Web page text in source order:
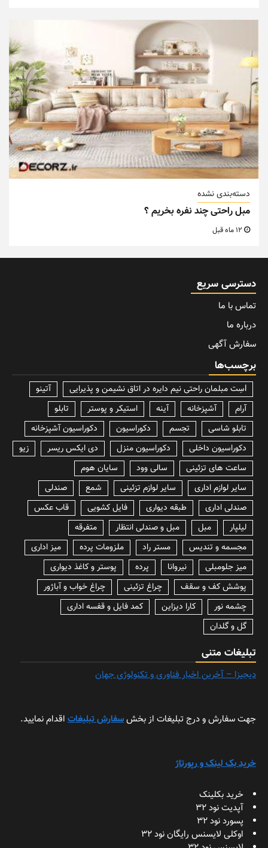
دسته‌بندی نشده
مبل راحتی چند نفره بخریم ؟
دسترسی سریع
تماس با ما
درباره ما
سفارش آگهی
برچسب‌ها
lسِت مبلمان راحتی نیم دایره در اتاق نشیمن و پذیرایی
آتینو
آرام
آشپزخانه آینه استیکر و پوستر
تابلو
تابلو شاسی
تجسم دکوراسیون
دکوراسیون آشپزخانه
دکوراسیون داخلی
دکوراسیون منزل دی ایکس ریسر
زیو
ساعت های تزئینی
سالی وود
سایان هوم
سایر لوازم اداری
سایر لوازم تزئینی شمع
صندلی
صندلی اداری
طبقه دیواری فایل کشویی
قاب عکس
لیلپار
مبل مبل و صندلی انتظار
متفرقه
مجسمه و تندیس
مستر راد ملزومات پرده
میز اداری
میز جلومبلی
نیروانا پرده
پوستر و کاغذ دیواری
پوشش کف و سقف
چراغ تزئینی
چراغ خواب و آباژور
چشمه نور
کارا دیزاین
کمد فایل و قفسه اداری
گل و گلدان
تبلیغات متنی
دیجیزا – آخرین اخبار فناوری و تکنولوژی جهان
جهت سفارش و درج تبلیغات از بخشسفارش تبلیغات اقدام نمایید.
خرید بک لینک و رپورتاژ
خرید بکلینک
آپدیت نود 32
پسورد نود 32
اوکلی لایسنس رایگان نود 32